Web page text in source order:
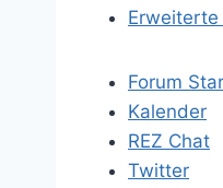
Erweiterte
Forum
Kalender
REZ Chat
Twitter